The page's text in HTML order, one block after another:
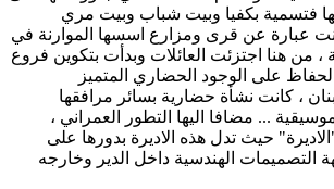
فتسمية بكفيا وبيت شباب وبيت مري
عبارة عن قرى ومزارع اسسها الموارنة في
من هنا اجتزئت العائلات وبدأت بتكوين فروع
، كانت نشأة حضارية بسائر مرافقها
... مضافا اليها التطور العمراني ،
حيث تدل هذه الاديرة بدورها على